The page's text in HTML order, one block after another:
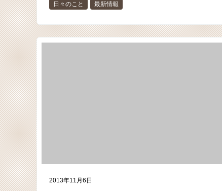
日々のこと 最新情報
2013年11月6日